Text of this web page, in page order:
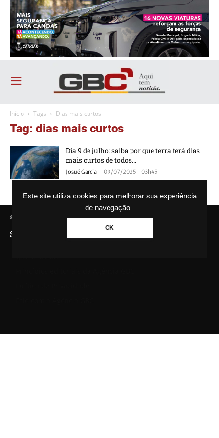
Este site utiliza cookies para melhorar sua experiência
de navegação.
OK
Início Tags Dias mais curtos
Tag: dias mais curtos
Dia 9 de julho: saiba por que terra terá dias
mais curtos de todos...
Josué Garcia - 09/07/2025 - 03h45
© Agência GBC. Aqui tem notícia. Todos os direitos reservados.
SAIBA MAIS SOBRE A AGÊNCIA GBC